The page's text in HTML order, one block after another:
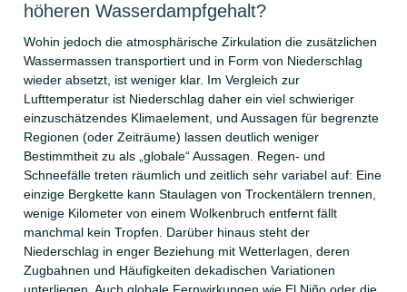
höheren Wasserdampfgehalt?
Wohin jedoch die atmosphärische Zirkulation die zusätzlichen
Wassermassen transportiert und in Form von Niederschlag
wieder absetzt, ist weniger klar. Im Vergleich zur
Lufttemperatur ist Niederschlag daher ein viel schwieriger
einzuschätzendes Klimaelement, und Aussagen für begrenzte
Regionen (oder Zeiträume) lassen deutlich weniger
Bestimmtheit zu als „globale“ Aussagen. Regen- und
Schneefälle treten räumlich und zeitlich sehr variabel auf: Eine
einzige Bergkette kann Staulagen von Trockentälern trennen,
wenige Kilometer von einem Wolkenbruch entfernt fällt
manchmal kein Tropfen. Darüber hinaus steht der
Niederschlag in enger Beziehung mit Wetterlagen, deren
Zugbahnen und Häufigkeiten dekadischen Variationen
unterliegen. Auch globale Fernwirkungen wie El Niño oder die